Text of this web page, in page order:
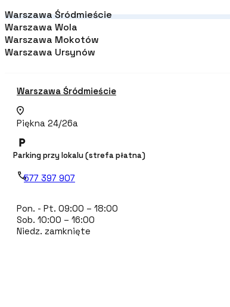
Warszawa Śródmieście
Warszawa Wola
Warszawa Mokotów
Warszawa Ursynów
Warszawa Śródmieście
Piękna 24/26a
Parking przy lokalu (strefa płatna)
577 397 907
Pon. - Pt. 09:00 – 18:00
Sob. 10:00 – 16:00
Niedz. zamknięte